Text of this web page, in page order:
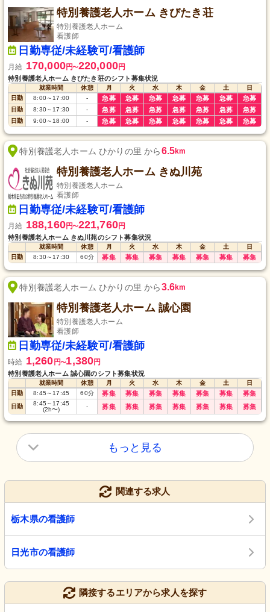
特別養護老人ホーム きびたき荘
特別養護老人ホーム
看護師
日勤専従/未経験可/看護師
月給 170,000円〜220,000円
特別養護老人ホーム きびたき荘のシフト募集状況
就業時間 休憩 月 火 水 木 金 土
日
日勤
8:00～17:00 - 急募 急募 急募 急募 急募 急募 急募
日勤 8:30～17:30 - 急募 急募 急募 急募 急募 急募 急募
日勤 9:00～18:00 - 急募 急募 急募 急募 急募 急募 急募
特別養護老人ホーム ひかりの里 から6.5km
特別養護老人ホーム きぬ川苑
特別養護老人ホーム
看護師
日勤専従/未経験可/看護師
月給 188,160円〜221,760円
特別養護老人ホーム きぬ川苑のシフト募集状況
就業時間 休憩 月 火 水 木 金 土
日
日勤
8:30～17:30 60分 募集 募集 募集 募集 募集 募集 募集
特別養護老人ホーム ひかりの里 から3.6km
特別養護老人ホーム 誠心園
特別養護老人ホーム
看護師
日勤専従/未経験可/看護師
時給 1,260 円〜1,380円
特別養護老人ホーム 誠心園のシフト募集状況
就業時間 休憩 月 火 水 木 金 土
日
日勤
8:45 ～17:45 60分 募集 募集 募集 募集 募集 募集 募集
日勤 8:45 ～17:45
(2h〜)
- 募集 募集 募集 募集 募集 募集 募集
もっと見る
関連する求人
栃木県の看護師
日光市の看護師
隣接するエリアから求人を探す